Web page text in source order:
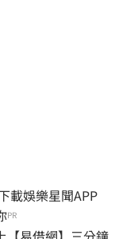
星動態 即刻下載娛樂星聞APP
PR